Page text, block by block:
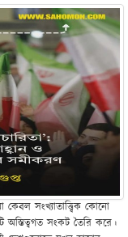
কেবল সংখ্যাতাত্ত্বিক কোনো
অস্তিত্বগত সংকট তৈরি করে।